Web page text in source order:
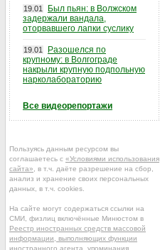
19.01
Был пьян: в Волжском
задержали вандала,
оторвавшего лапки суслику
19.01
Разошелся по
крупному: в Волгограде
накрыли крупную подпольную
нарколабораторию
Все видеорепортажи
Пользуясь данным ресурсом вы
соглашаетесь с «Условиями использования
сайта» , в т.ч. даёте разрешение на сбор,
анализ и хранение своих персональных
данных, в т.ч. cookies.
На сайте могут содержаться ссылки на
СМИ, физлиц включённые Минюстом в
Реестр иностранных средств массовой
информации, выполняющих функции
иностранного агента , упоминания